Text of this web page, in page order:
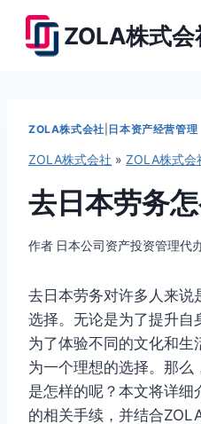
ZOLA株式会
ZOLA株式会社 日本资产经营管理
ZOLA株式会社 » ZOLA株式会
去日本劳务
作者 日本公司资产投资管理代
去日本劳务对许多人来说
选择。无论是为了提升自
为了体验不同的文化和
为一个理想的选择。那么
是怎样的呢？本文将详细
的相关手续，并结合